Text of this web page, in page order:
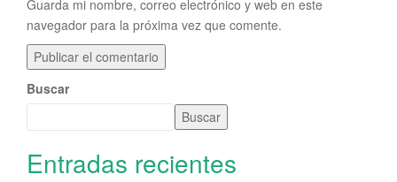
Guarda mi nombre, correo electrónico y web en este
navegador para la próxima vez que comente.
Buscar
Buscar
Entradas recientes